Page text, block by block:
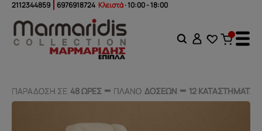
2112344859 6976918724 Κλειστά· 10:00 - 18:00
ΠΑΡΑΔΟΣΗ ΣΕ 48 ΩΡΕΣ ΠΛΑΝΟ ΔΟΣΕΩΝ 12 ΚΑΤΑΣΤΗΜΑΤΑ
ΠΑΡΑΔΟΣΗ ΣΕ 48 ΩΡΕΣ ΠΛΑΝΟ ΔΟΣΕΩΝ 12 ΚΑΤΑΣΤΗΜΑΤΑ